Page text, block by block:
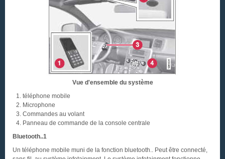
Vue d'ensemble du système
téléphone mobile
Microphone
Commandes au volant
Panneau de commande de la console centrale
Bluetooth..1
Un téléphone mobile muni de la fonction bluetooth.. Peut être connecté,